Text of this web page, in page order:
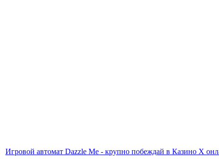
Игровой автомат Dazzle Me - крупно побеждай в Казино X